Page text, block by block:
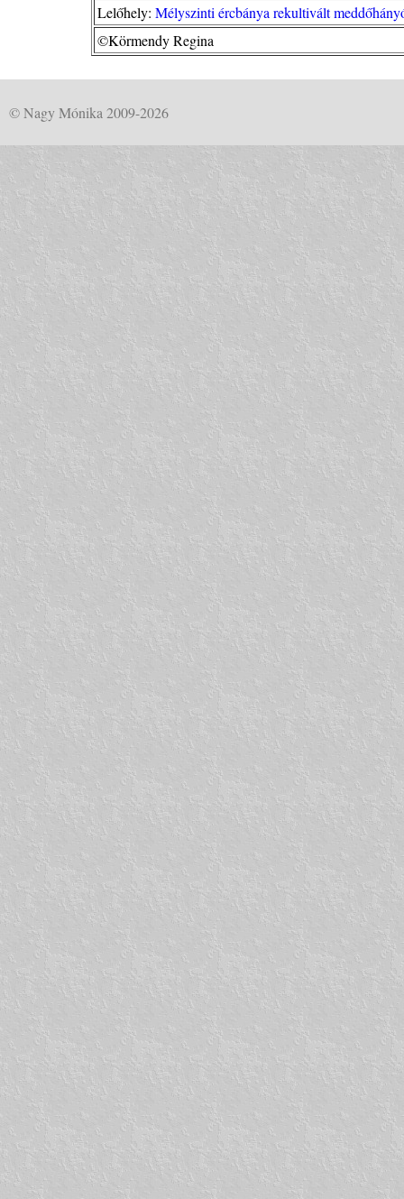
Lelőhely: Mélyszinti ércbánya rekultivált
©Körmendy Regina
© Nagy Mónika 2009-2026